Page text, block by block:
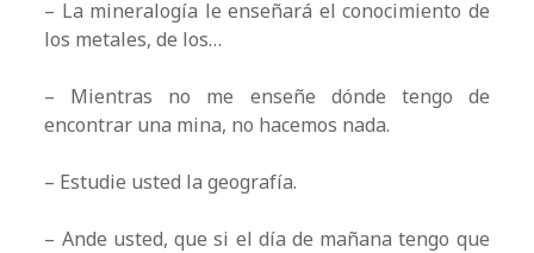
– La mineralogía le enseñará el conocimiento de
los metales, de los…
– Mientras no me enseñe dónde tengo de
encontrar una mina, no hacemos nada.
– Estudie usted la geografía.
– Ande usted, que si el día de mañana tengo que